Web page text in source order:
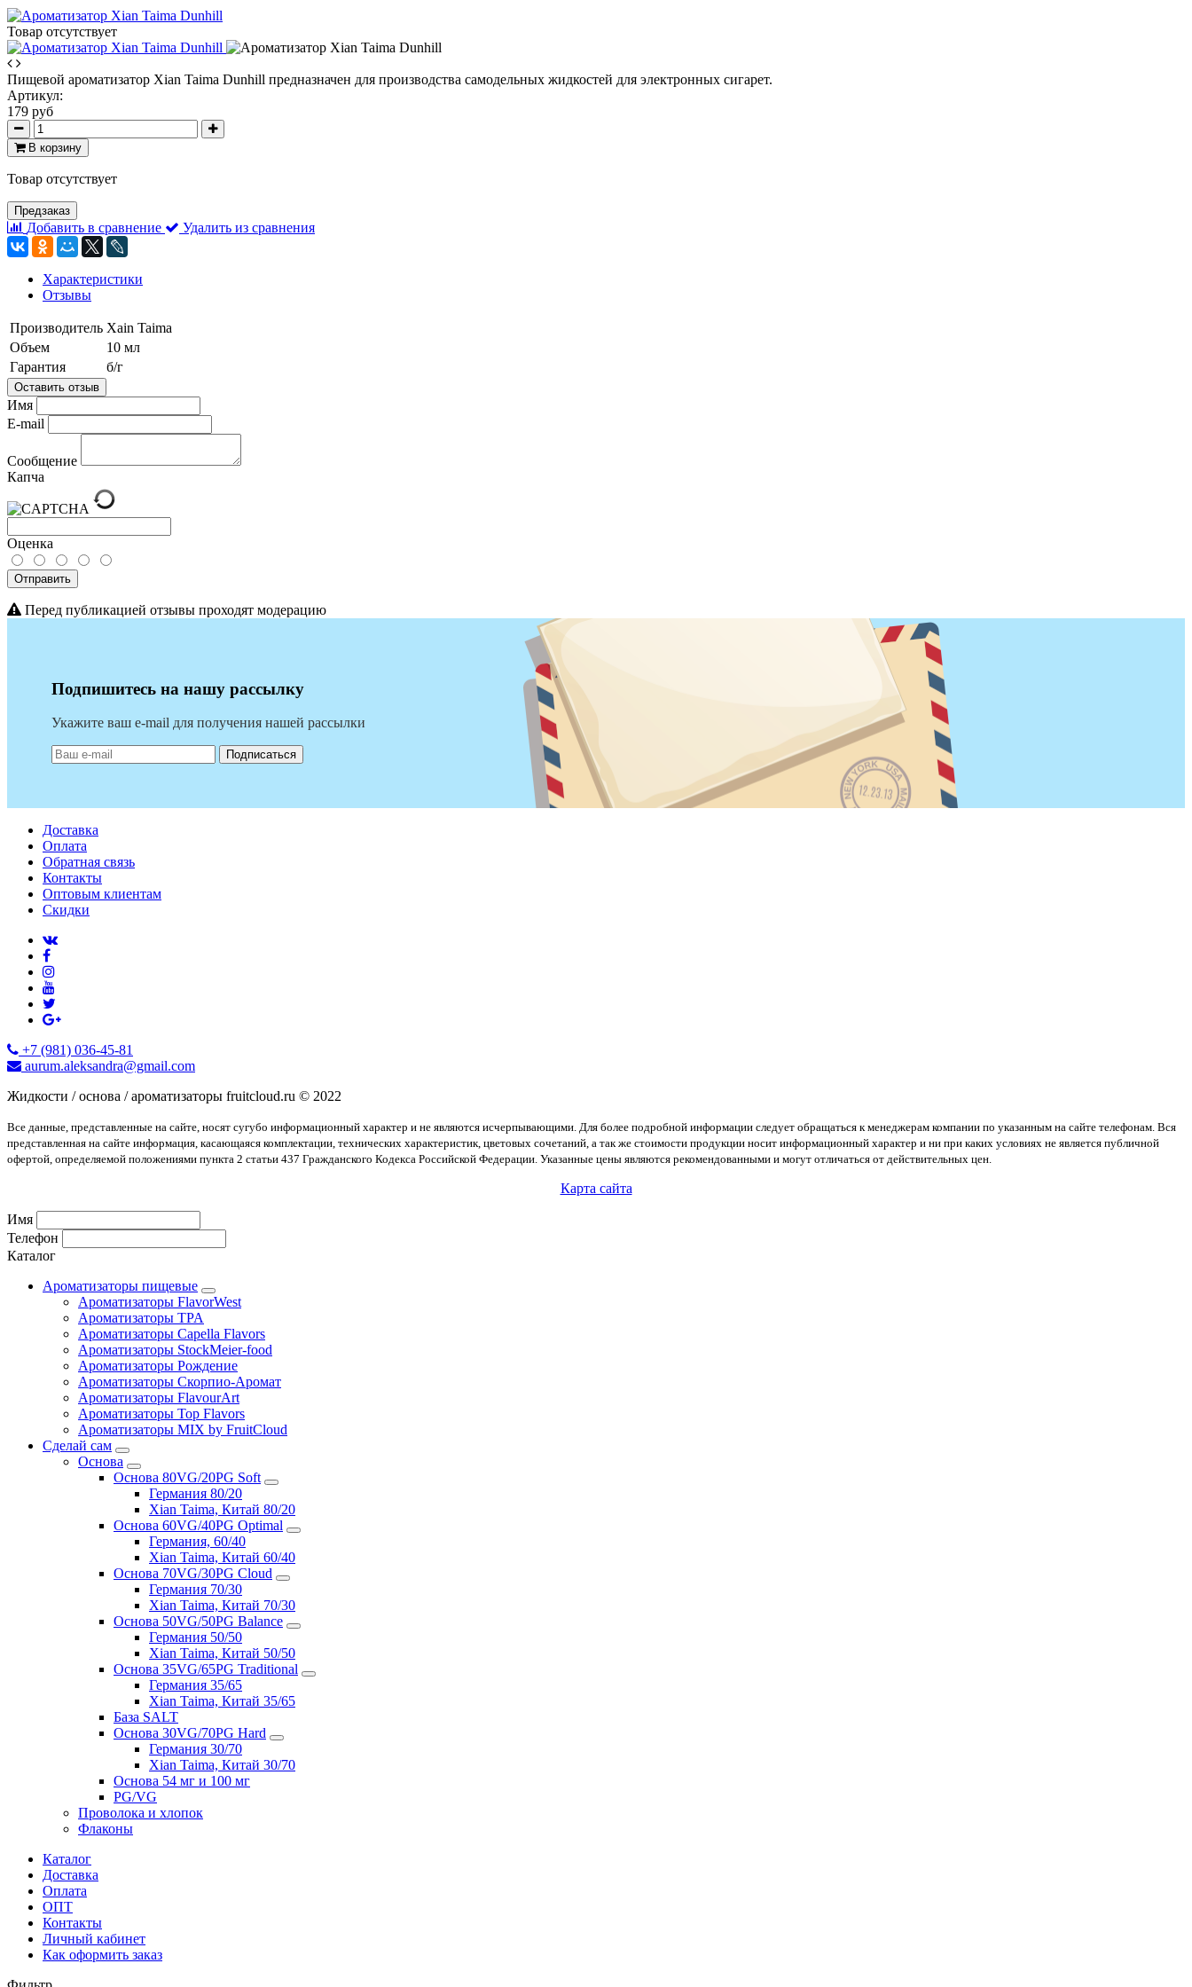
Товар отсутствует
Пищевой ароматизатор Xian Taima Dunhill предназначен для производства самодельных жидкостей для электронных сигарет.
Артикул:
179 руб
В корзину
Товар отсутствует
Предзаказ
Добавить в сравнение Удалить из сравнения
Характеристики
Отзывы
Производитель Xain Taima
Объем
10 мл
Гарантия
б/г
Оставить отзыв
Имя
E-mail
Сообщение
Капча
Оценка
Отправить
Перед публикацией отзывы проходят модерацию
Подпишитесь на нашу рассылку
Укажите ваш e-mail для получения нашей рассылки
Подписаться
Доставка
Оплата
Обратная связь
Контакты
Оптовым клиентам
Скидки
+7 (981) 036-45-81
aurum.aleksandra@gmail.com
Жидкости / основа / ароматизаторы fruitcloud.ru © 2022
Все данные, представленные на сайте, носят сугубо информационный характер и не являются исчерпывающими. Для более подробной информации следует обращаться к менеджерам компании по указанным на сайте телефонам. Вся
представленная на сайте информация, касающаяся комплектации, технических характеристик, цветовых сочетаний, а так же стоимости продукции носит информационный характер и ни при каких условиях не является публичной
офертой, определяемой положениями пункта 2 статьи 437 Гражданского Кодекса Российской Федерации. Указанные цены являются рекомендованными и могут отличаться от действительных цен.
Карта сайта
Имя
Телефон
Каталог
Ароматизаторы пищевые
Ароматизаторы FlavorWest
Ароматизаторы TPA
Ароматизаторы Capella Flavors
Ароматизаторы StockMeier-food
Ароматизаторы Рождение
Ароматизаторы Скорпио-Аромат
Ароматизаторы FlavourArt
Ароматизаторы Top Flavors
Ароматизаторы MIX by FruitCloud
Сделай сам
Основа
Основа 80VG/20PG Soft
Германия 80/20
Xian Taima, Китай 80/20
Основа 60VG/40PG Optimal
Германия, 60/40
Xian Taima, Китай 60/40
Основа 70VG/30PG Cloud
Германия 70/30
Xian Taima, Китай 70/30
Основа 50VG/50PG Balance
Германия 50/50
Xian Taima, Китай 50/50
Основа 35VG/65PG Traditional
Германия 35/65
Xian Taima, Китай 35/65
База SALT
Основа 30VG/70PG Hard
Германия 30/70
Xian Taima, Китай 30/70
Основа 54 мг и 100 мг
PG/VG
Проволока и хлопок
Флаконы
Каталог
Доставка
Оплата
ОПТ
Контакты
Личный кабинет
Как оформить заказ